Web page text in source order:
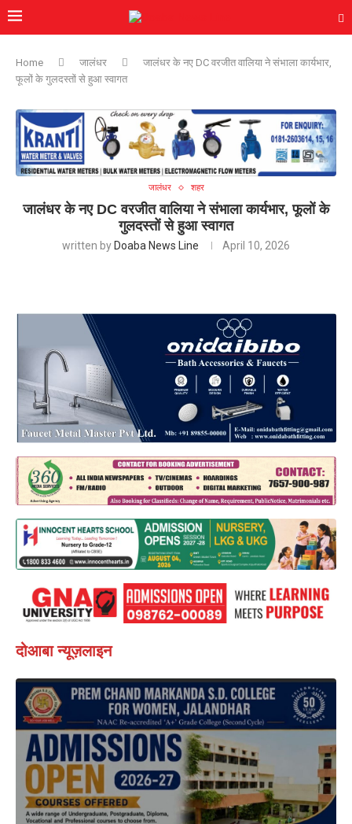
Home जालंधर
जालंधर के नए DC वरजीत वालिया ने संभाला कार्यभार,
फूलों के गुलदस्तों से हुआ स्वागत
जालंधर शहर
जालंधर के नए DC वरजीत वालिया ने संभाला कार्यभार, फूलों के
गुलदस्तों से हुआ स्वागत
written by Doaba News Line April 10, 2026
दोआबा न्यूज़लाइन